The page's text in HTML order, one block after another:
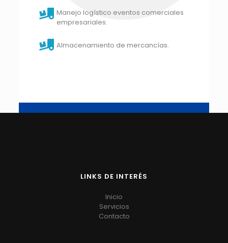
Manejo logístico eventos comerciales
empresariales.
Almacenamiento de mercancías.
LINKS DE INTERÉS
Inicio
Servicios
Contacto